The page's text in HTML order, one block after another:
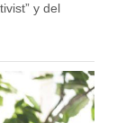
y del